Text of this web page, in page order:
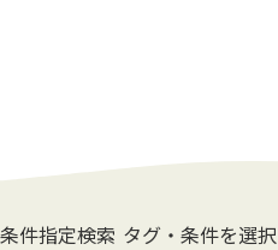
条件指定検索 タグ・条件を選択